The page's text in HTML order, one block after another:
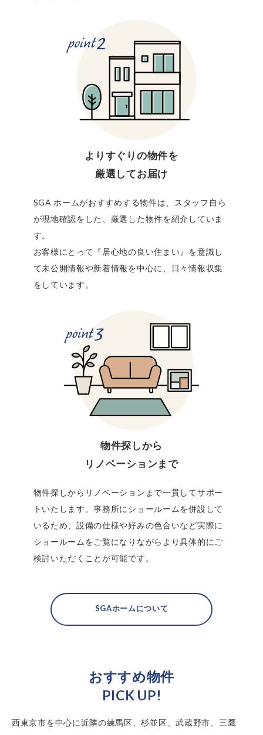
よりすぐりの物件を
厳選してお届け
SGA ホームがおすすめする物件は、スタッフ自ら
が現地確認をした、厳選した物件を紹介していま
す。
お客様にとって『居心地の良い住まい』を意識し
て未公開情報や新着情報を中心に、日々情報収集
をしています。
物件探しから
リノベーションまで
物件探しからリノベーションまで一貫してサポー
トいたします。事務所にショールームを併設して
いるため、設備の仕様や好みの色合いなど実際に
ショールームをご覧になりながらより具体的にご
検討いただくことが可能です。
SGAホームについて
おすすめ物件
PICK UP!
西東京市を中心に近隣の練馬区、杉並区、武蔵野市、三鷹